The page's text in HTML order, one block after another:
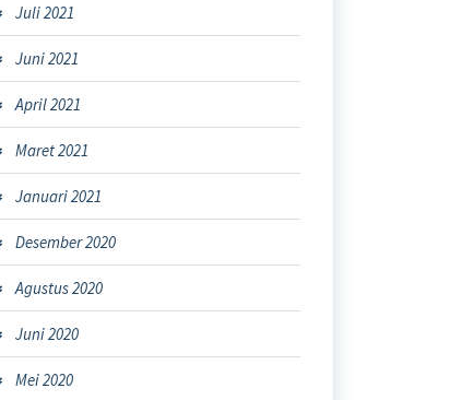
Juli 2021
Juni 2021
April 2021
Maret 2021
Januari 2021
Desember 2020
Agustus 2020
Juni 2020
Mei 2020